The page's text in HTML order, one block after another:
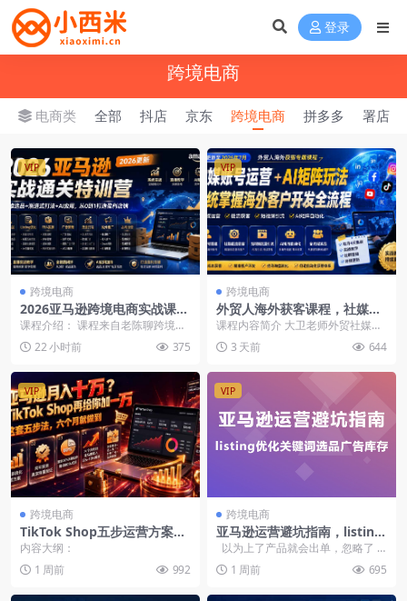
登录
跨境电商
电商类 全部 抖店 京东 跨境电商 拼多多 署店
VIP
跨境电商
2026亚马逊跨境电商实战课，
多维选品+Listing优化+FBA实
打造盈利店铺
课程介绍： 课程来自老陈聊跨境的
亚马逊实操通关训练营。提供覆盖
选品（类目环境/A...
22 小时前 375
VIP
跨境电商
外贸人海外获客课程，社媒账
号运营AI矩阵玩法，系统掌握
课程内容简介 大卫老师外贸社媒获
客独家训练营持续更新至6月，系统
讲解海外社媒账号...
3 天前 644
VIP
跨境电商
TikTok Shop五步运营方案，
店铺设置产品曝光达人合作付
费广告【双语字幕】
内容大纲：
1 周前
992
VIP
跨境电商
亚马逊运营避坑指南，listing
优化关键词选品广告库存（PD
F文档）
以为上了产品就会出单，忽略了 li
sting 优化和关键...
1 周前 695